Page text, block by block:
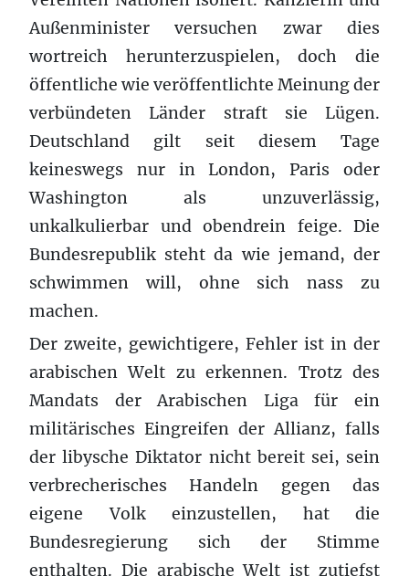
Außenminister versuchen zwar dies
wortreich herunterzuspielen, doch die
öffentliche wie veröffentlichte Meinung der
verbündeten Länder straft sie Lügen.
Deutschland gilt seit diesem Tage
keineswegs nur in London, Paris oder
Washington als unzuverlässig,
unkalkulierbar und obendrein feige. Die
Bundesrepublik steht da wie jemand, der
schwimmen will, ohne sich nass zu
machen.
Der zweite, gewichtigere, Fehler ist in der
arabischen Welt zu erkennen. Trotz des
Mandats der Arabischen Liga für ein
militärisches Eingreifen der Allianz, falls
der libysche Diktator nicht bereit sei, sein
verbrecherisches Handeln gegen das
eigene Volk einzustellen, hat die
Bundesregierung sich der Stimme
enthalten. Die arabische Welt ist zutiefst